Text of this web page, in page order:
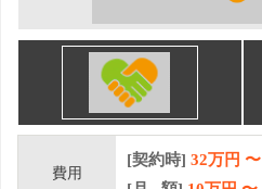
費用
[契約時] 32万円 〜